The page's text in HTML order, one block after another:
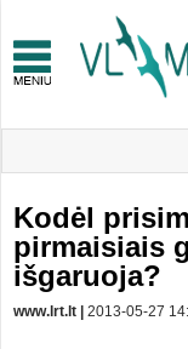
Kodėl
pirmaisiais
išgaruoja?
www.lrt.lt | 2013-05-27